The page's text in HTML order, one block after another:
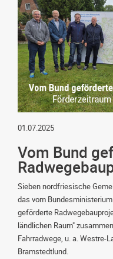
01.07.2025
Vom Bund
Sieben nordfriesische
das vom
geförderte
ländlichen Raum"
Fahrradwege, u. a. Westre-
Bramstedtlund.